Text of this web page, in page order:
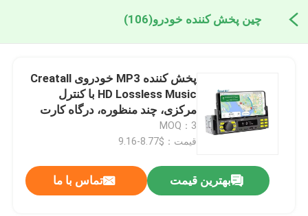
چین پخش کننده خودرو(106)
پخش کننده MP3 خودروی Creatall
HD Lossless Music با کنترل
مرکزی، چند منظوره، درگاه کارت
حافظه USB، رادیو FM
MOQ：3
قیمت：$8.77-9.16
بهترین قیمت تماس با ما